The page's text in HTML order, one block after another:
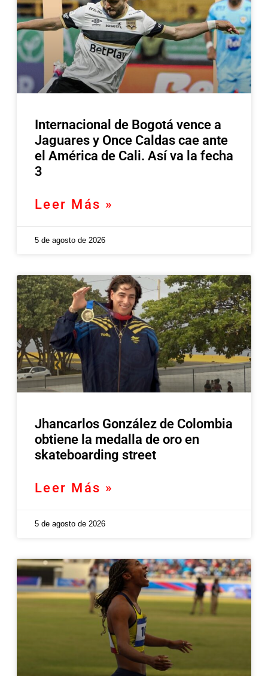
Internacional de Bogotá vence a
Jaguares y Once Caldas cae ante
el América de Cali. Así va la fecha
3
Leer Más »
5 de agosto de 2026
Jhancarlos González de Colombia
obtiene la medalla de oro en
skateboarding street
Leer Más »
5 de agosto de 2026